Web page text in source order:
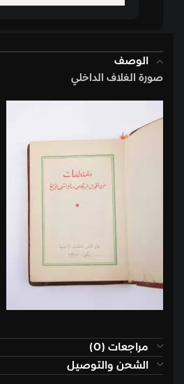
الوصف
صورة الغلاف الداخلي
مراجعات (0)
الشحن والتوصيل